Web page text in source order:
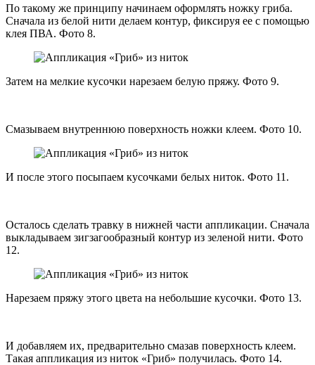
По такому же принципу начинаем оформлять ножку гриба.
Сначала из белой нити делаем контур, фиксируя ее с помощью
клея ПВА. Фото 8.
Затем на мелкие кусочки нарезаем белую пряжу. Фото 9.
Смазываем внутреннюю поверхность ножки клеем. Фото 10.
И после этого посыпаем кусочками белых ниток. Фото 11.
Осталось сделать травку в нижней части аппликации. Сначала
выкладываем зигзагообразный контур из зеленой нити. Фото
12.
Нарезаем пряжу этого цвета на небольшие кусочки. Фото 13.
И добавляем их, предварительно смазав поверхность клеем.
Такая аппликация из ниток «Гриб» получилась. Фото 14.